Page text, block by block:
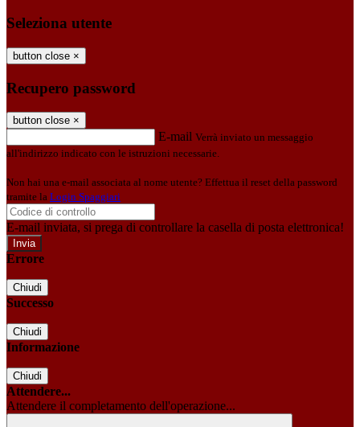
Seleziona utente
button close ×
Recupero password
button close ×
E-mail Verrà inviato un messaggio
all'indirizzo indicato con le istruzioni necessarie.
Non hai una e-mail associata al nome utente? Effettua il reset della password
tramite la Login Spaggiari
E-mail inviata, si prega di controllare la casella di posta elettronica!
Errore
Chiudi
Successo
Chiudi
Informazione
Chiudi
Attendere...
Attendere il completamento dell'operazione...